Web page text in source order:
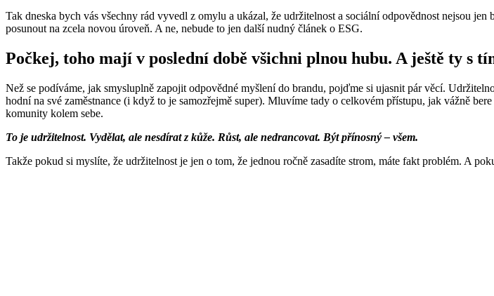
Tak dneska bych vás všechny rád vyvedl z omylu a ukázal, že udržitelnost a sociální odpovědnost nejsou jen
posunout na zcela novou úroveň. A ne, nebude to jen další nudný článek o ESG.
Počkej, toho mají v poslední době všichni plnou hubu. A ještě ty s
Než se podíváme, jak smysluplně zapojit odpovědné myšlení do brandu, pojďme si ujasnit pár věcí.
hodní na své zaměstnance (i když to je samozřejmě super). Mluvíme tady o celkovém přístupu, jak vážně
komunity kolem sebe.
To je udržitelnost. Vydělat, ale nesdírat z kůže. Růst, ale nedrancovat. Být přínosný – všem.
Takže pokud si myslíte, že udržitelnost je jen o tom, že jednou ročně zasadíte strom, máte fakt problém. A